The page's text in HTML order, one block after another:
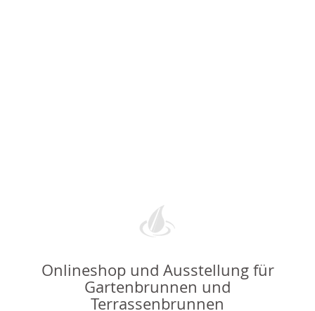
Onlineshop und Ausstellung für
Gartenbrunnen und
Terrassenbrunnen